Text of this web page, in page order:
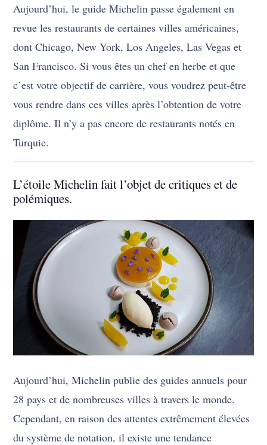
Aujourd’hui, le guide Michelin passe également en
revue les restaurants de certaines villes américaines,
dont Chicago, New York, Los Angeles, Las Vegas et
San Francisco. Si vous êtes un chef en herbe et que
c’est votre objectif de carrière, vous voudrez peut-être
vous rendre dans ces villes après l’obtention de votre
diplôme. Il n’y a pas encore de restaurants notés en
Turquie.
L’étoile Michelin fait l’objet de critiques et de
polémiques.
Aujourd’hui, Michelin publie des guides annuels pour
28 pays et de nombreuses villes à travers le monde.
Cependant, en raison des attentes extrêmement élevées
du système de notation, il existe une tendance